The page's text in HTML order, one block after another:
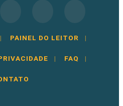
| PAINEL DO LEITOR |
| FAQ |